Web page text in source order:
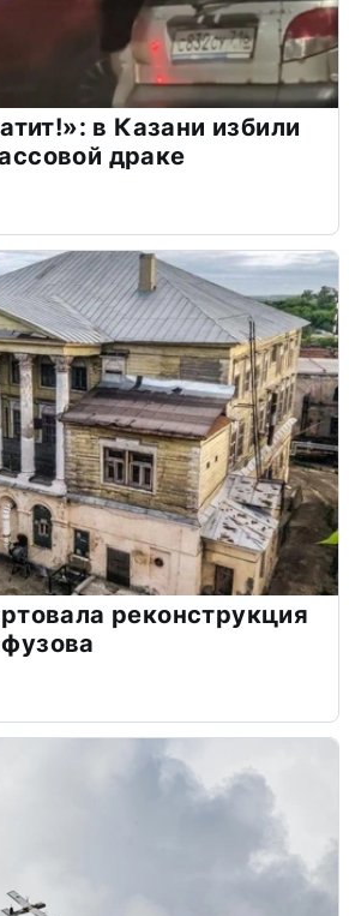
в Казани избили
драке
реконструкция